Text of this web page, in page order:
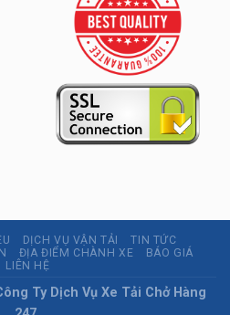
DỊCH VỤ VẬN TẢI
TIN TỨC
ĐỊA ĐIỂM CHÀNH XE
BÁO GIÁ
LIÊN HỆ
Ty Dịch Vụ Xe Tải Chở Hàng